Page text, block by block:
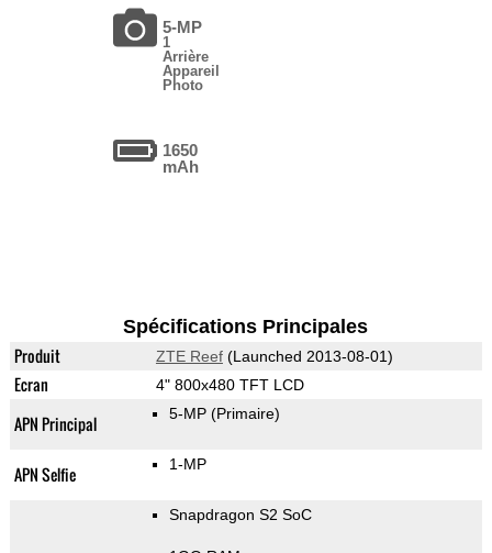
5-MP
1
Arrière
Appareil
Photo
1650
mAh
Spécifications Principales
Produit ZTE Reef(Launched 2013-08-01)
Ecran 4" 800x480 TFT LCD
APN Principal 5-MP (Primaire)
APN Selfie 1-MP
Snapdragon S2 SoC